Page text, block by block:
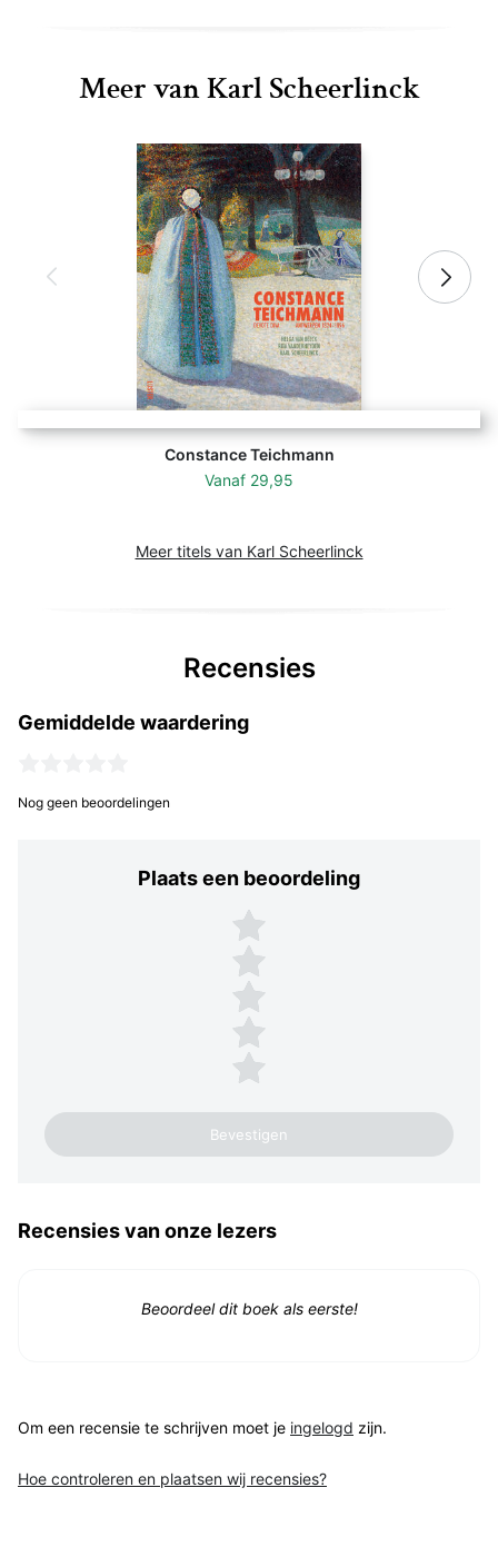
Meer van Karl Scheerlinck
Constance Teichmann
Vanaf 29,95
Meer titels van Karl Scheerlinck
Recensies
Gemiddelde waardering
Nog geen beoordelingen
Plaats een beoordeling
Plaats een beoordeling
5 sterren
4 sterren
3 sterren
2 sterren
1 ster
Recensies van onze lezers
Beoordeel dit boek als eerste!
Om een recensie te schrijven moet je ingelogd zijn.
Hoe controleren en plaatsen wij recensies?